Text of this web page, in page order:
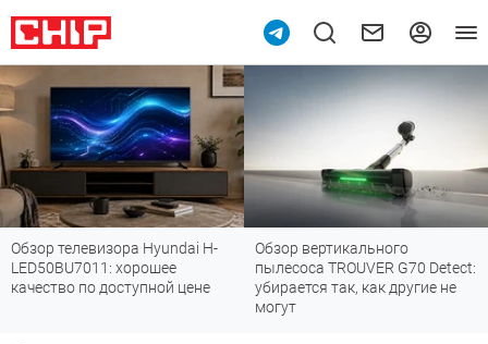
Обзор телевизора Hyundai H-
LED50BU7011: хорошее
качество по доступной цене
Обзор вертикального
пылесоса TROUVER G70 Detect:
убирается так, как другие не
могут